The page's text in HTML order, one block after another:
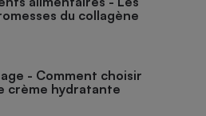
du collagène
- Comment choisir
crème hydratante